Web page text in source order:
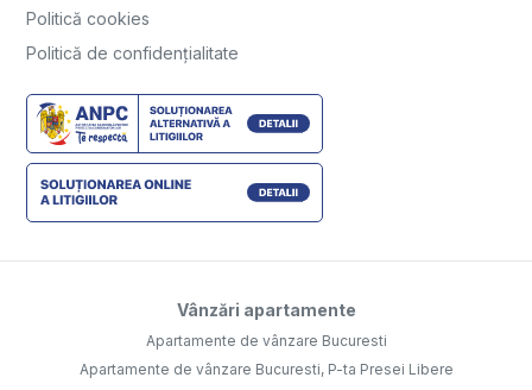
Politică cookies
Politică de confidențialitate
Vânzări apartamente
Apartamente de vânzare Bucuresti
Apartamente de vânzare Bucuresti, P-ta Presei Libere